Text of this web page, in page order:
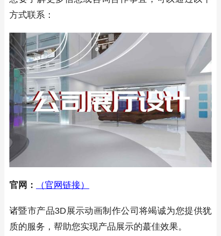
方式联系：
官网： （官网链接）
诸暨市产品3D展示动画制作公司将竭诚为您提供犹
质的服务，帮助您实现产品展示的蕞佳效果。